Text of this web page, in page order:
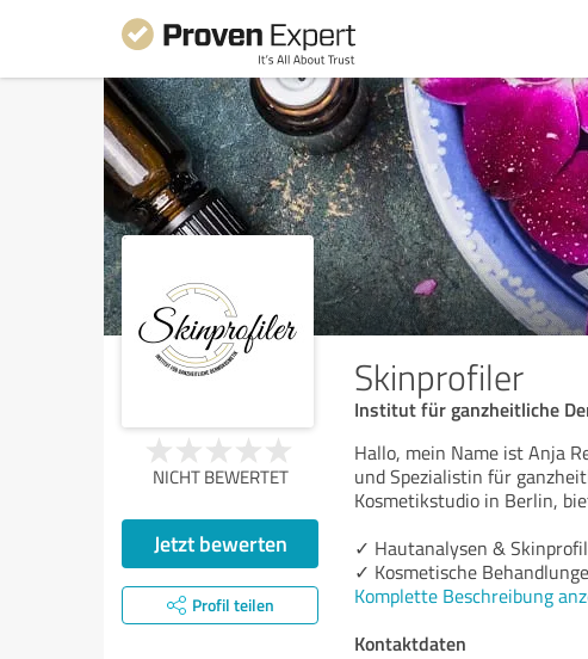
Skinprofiler
Institut für ganzheitliche
NICHT BEWERTET
Jetzt bewerten
Profil teilen
Hallo, mein Name ist Anja
und Spezialistin für
Kosmetikstudio in Berlin,
✓ Hautanalysen &
✓ Kosmetische
Komplette Beschreibung
Kontaktdaten